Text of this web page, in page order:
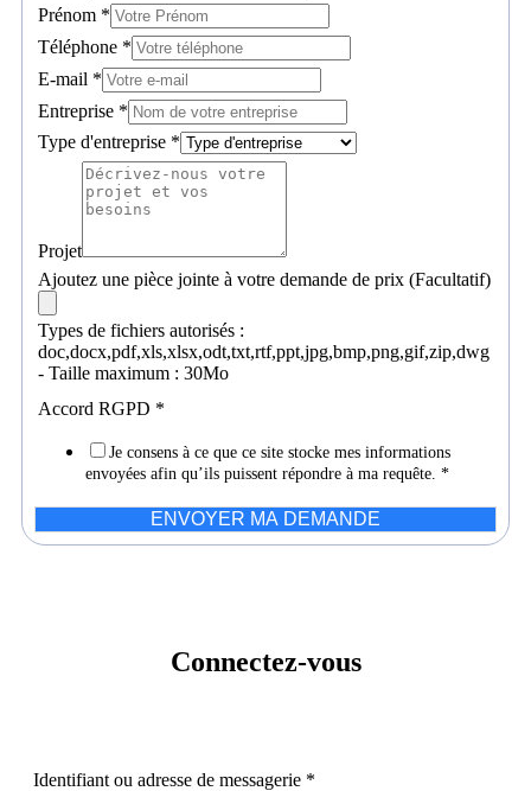
Prénom *
Téléphone *
E-mail *
Entreprise *
Type d'entreprise *
Projet
Ajoutez une pièce jointe à votre demande de prix (Facultatif)
Types de fichiers autorisés :
doc,docx,pdf,xls,xlsx,odt,txt,rtf,ppt,jpg,bmp,png,gif,zip,dwg
- Taille maximum : 30Mo
Accord RGPD *
Je consens à ce que ce site stocke mes informations
envoyées afin qu’ils puissent répondre à ma requête. *
ENVOYER MA DEMANDE
Connectez-vous
Identifiant ou adresse de messagerie *